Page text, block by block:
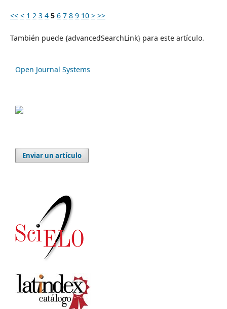
<< < 1 2 3 4 5 6 7 8 9 10 > >>
También puede {advancedSearchLink} para este artículo.
Open Journal Systems
Enviar un artículo